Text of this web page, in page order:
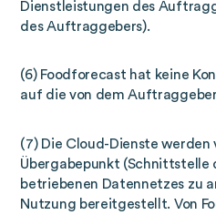
Dienstleistungen des
des Auftraggebers).
(6) Foodforecast hat keine
auf die von dem
(7) Die Cloud-Dienste werden
Übergabepunkt (Schnittstelle
betriebenen Datennetzes zu
Nutzung bereitgestellt. Von